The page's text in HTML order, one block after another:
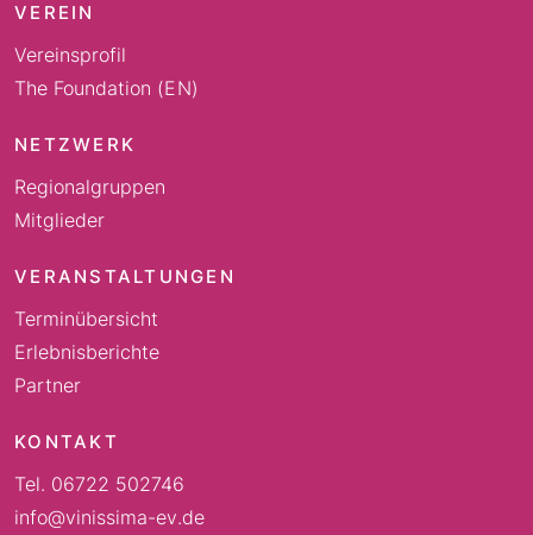
VEREIN
Vereinsprofil
The Foundation (EN)
NETZWERK
Regionalgruppen
Mitglieder
VERANSTALTUNGEN
Terminübersicht
Erlebnisberichte
Partner
KONTAKT
Tel. 06722 502746
info@vinissima-ev.de